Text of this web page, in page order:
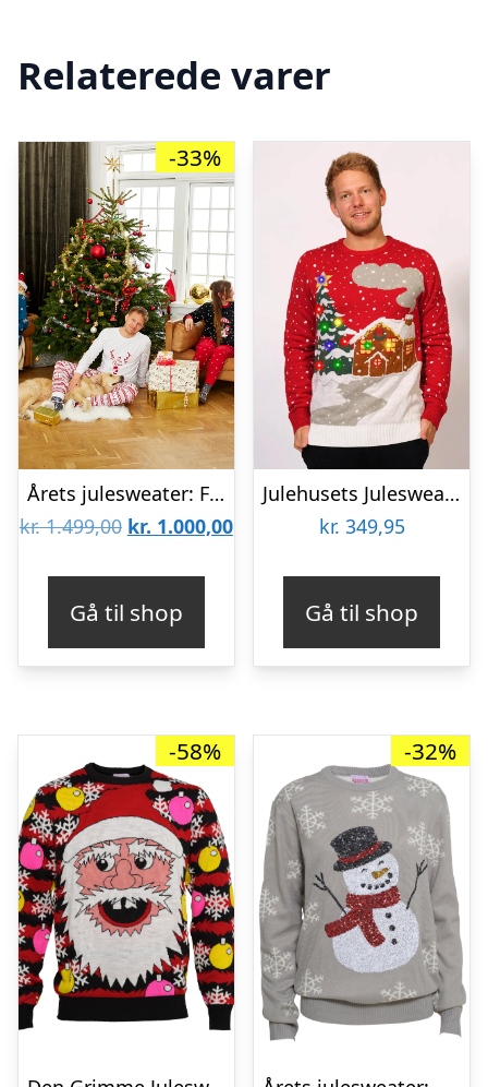
Relaterede varer
-33%
Årets julesweater: Familiepakke – Pyjamas. Ugly Christmas Sweater lavet i Danmark
kr.1.499,00 Den
var:
kr. 1.499,00.
kr. 1.000,00Den
kr. 1.000,00.
Gå til shop
Julehusets Julesweater – herre / mænd
kr. 349,95
Gå til shop
-58% -32%